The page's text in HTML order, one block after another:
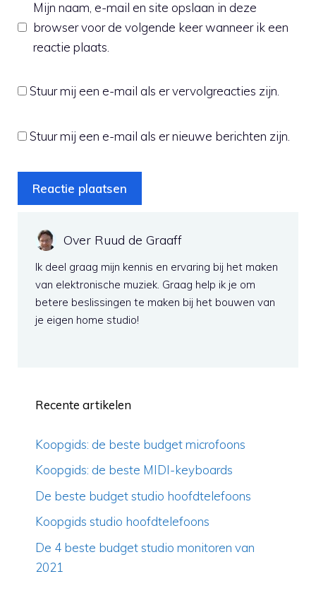
Mijn naam, e-mail en site opslaan in deze
browser voor de volgende keer wanneer ik een
reactie plaats.
Stuur mij een e-mail als er vervolgreacties zijn.
Stuur mij een e-mail als er nieuwe berichten zijn.
Over Ruud de Graaff
Ik deel graag mijn kennis en ervaring bij het maken
van elektronische muziek. Graag help ik je om
betere beslissingen te maken bij het bouwen van
je eigen home studio!
Recente artikelen
Koopgids: de beste budget microfoons
Koopgids: de beste MIDI-keyboards
De beste budget studio hoofdtelefoons
Koopgids studio hoofdtelefoons
De 4 beste budget studio monitoren van
2021